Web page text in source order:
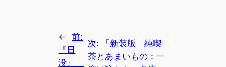
←
前:
『日
没』
次:
「新装版 純喫
茶とあまいもの：一